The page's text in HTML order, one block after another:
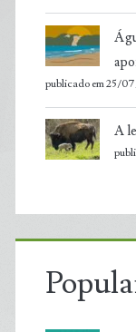
publicado em 25/
A